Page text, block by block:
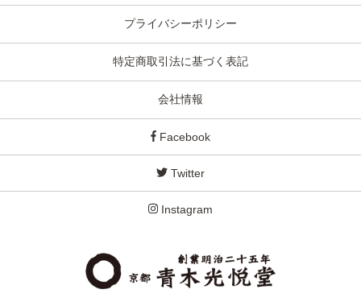
プライバシーポリシー
特定商取引法に基づく表記
会社情報
Facebook
Twitter
Instagram